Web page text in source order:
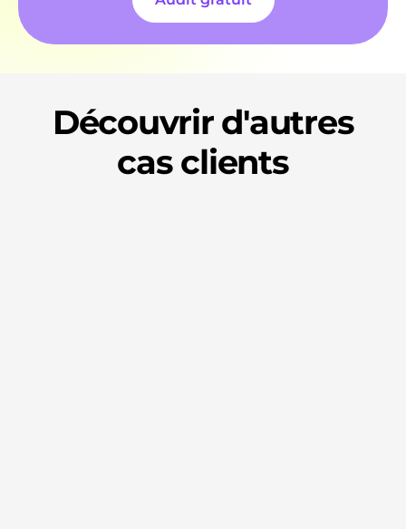
Découvrir d'autres
cas clients